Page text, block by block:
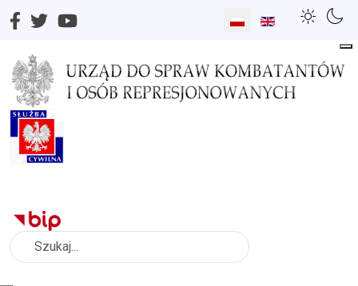
Wybierz swój język
Szukaj